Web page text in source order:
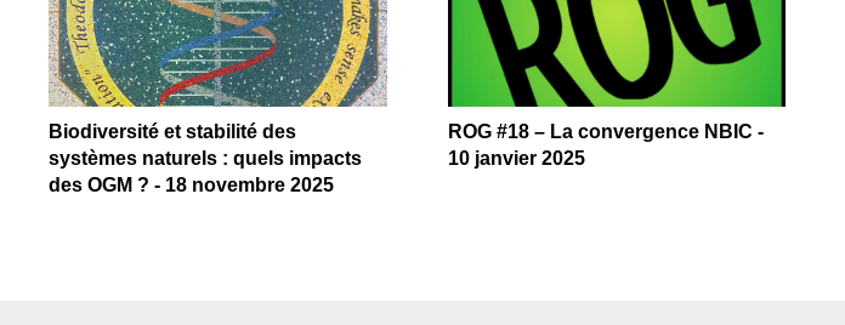
Biodiversité et stabilité des
systèmes naturels : quels impacts
des OGM ? - 18 novembre 2025
ROG #18 – La convergence NBIC -
10 janvier 2025